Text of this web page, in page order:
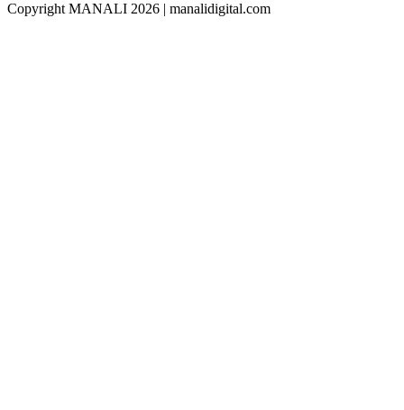
Copyright MANALI 2026 | manalidigital.com